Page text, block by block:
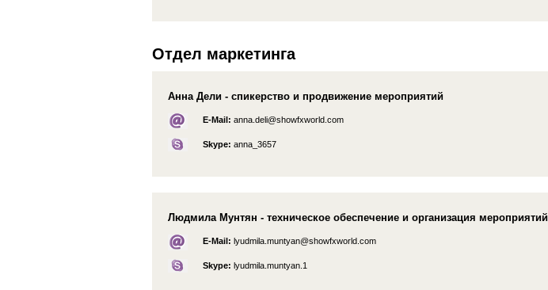
Отдел маркетинга
Анна Дели - спикерство и продвижение мероприятий
E-Mail: anna.deli@showfxworld.com
Skype: anna_3657
Людмила Мунтян - техническое обеспечение и организация мероприятий
E-Mail: lyudmila.muntyan@showfxworld.com
Skype: lyudmila.muntyan.1